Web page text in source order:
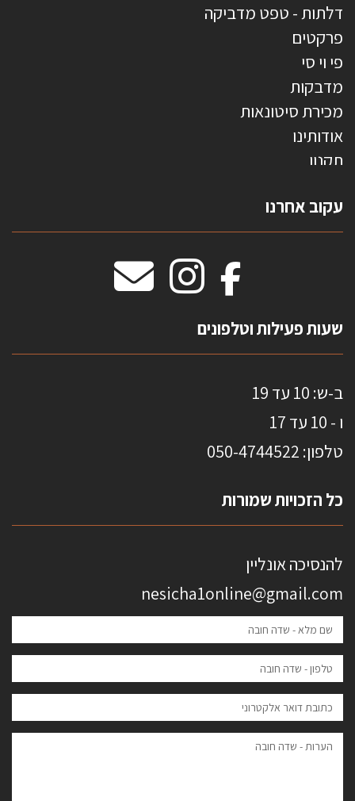
דלתות - טפט מדביקה
פרקטים
פי וי סי
מדבקות
מכירת סיטונאות
אודותינו
תקנון
טפטים משולשים
וילונות חסיני אש
מדבקות אנטי סאן
עקוב אחרנו
שעות פעילות וטלפונים
ב-ש: 10 עד 19
ו - 10 עד 17
טלפון: 0 50-4744522
כל הזכויות שמורות
להנסיכה אונליין
nesicha1online@gmail.com